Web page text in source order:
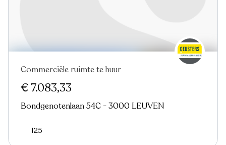
Commerciële ruimte te huur
€ 7.083,33
Bondgenotenlaan 54C - 3000 LEUVEN
125